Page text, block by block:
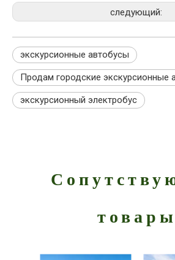
следующий:
экскурсионные автобусы
Продам городские экскурсионные
экскурсионный электробус
товары